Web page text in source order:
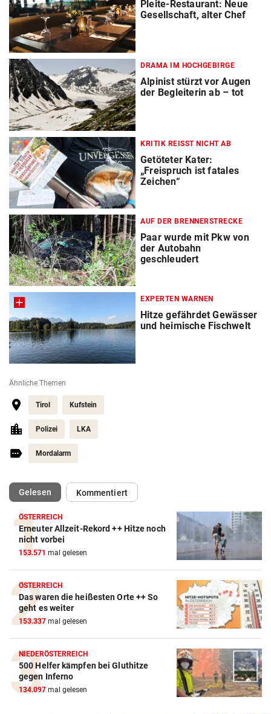
Pleite-Restaurant: Neue
Gesellschaft, alter Chef
DRAMA IM HOCHGEBIRGE
Alpinist stürzt vor Augen
der Begleiterin ab – tot
KRITIK REISST NICHT AB
Getöteter Kater:
„Freispruch ist fatales
Zeichen“
AUF DER BRENNERSTRECKE
Paar wurde mit Pkw von
der Autobahn
geschleudert
EXPERTEN WARNEN
Hitze gefährdet Gewässer
und heimische Fischwelt
Ähnliche Themen
Tirol Kufstein
Polizei LKA
Mordalarm
Gelesen(ausgewählt)Kommentiert
ÖSTERREICH
Erneuter Allzeit-Rekord ++ Hitze noch
nicht vorbei
153.571 mal gelesen
ÖSTERREICH
Das waren die heißesten Orte ++ So
geht es weiter
153.337 mal gelesen
NIEDERÖSTERREICH
500 Helfer kämpfen bei Gluthitze
gegen Inferno
134.097 mal gelesen